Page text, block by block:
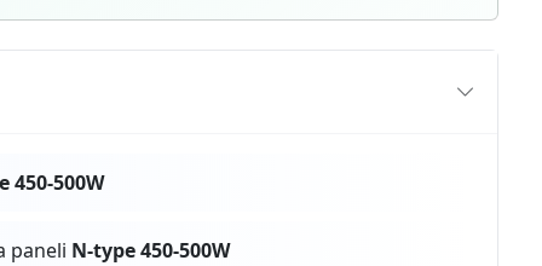
450-500W
paneli N-type 450-500W